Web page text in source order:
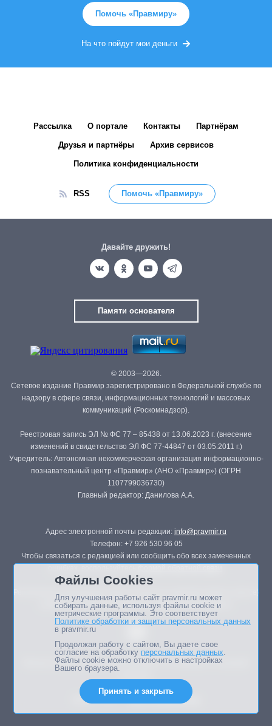
Помочь «Правмиру»
На что пойдут мои деньги
Рассылка О портале Контакты Партнёрам
Друзья и партнёры Архив сервисов
Политика конфиденциальности
RSS Помочь «Правмиру»
Давайте дружить!
Памяти основателя
© 2003—2026.
Сетевое издание Правмир зарегистрировано в Федеральной службе по
надзору в сфере связи, информационных технологий и массовых
коммуникаций (Роскомнадзор).
Реестровая запись ЭЛ № ФС 77 – 85438 от 13.06.2023 г. (внесение
изменений в свидетельство ЭЛ ФС 77-44847 от 03.05.2011 г.)
Учредитель: Автономная некоммерческая организация информационно-
познавательный центр «Правмир» (АНО «Правмир») (ОГРН
1107799036730)
Главный редактор: Данилова А.А.
Адрес электронной почты редакции: info@pravmir.ru
Телефон: +7 926 530 96 05
Чтобы связаться с редакцией или сообщить обо всех замеченных
Републикация материалов сайта в печатных изданиях (книгах, прессе)
возможна только с письменного разрешения редакции.
Мнение авторов статей портала может не совпадать с позицией
Дизайн сайта -
Файлы Cookies
Для улучшения работы сайт pravmir.ru может
собирать данные, используя файлы cookie и
метрические программы. Это соответствует
Политике обработки и защиты персональных данных
в pravmir.ru
Продолжая работу с сайтом, Вы даете свое
согласие на обработку персональных данных.
Файлы cookie можно отключить в настройках
Вашего браузера.
Принять и закрыть